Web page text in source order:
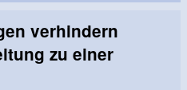
verhindern
zu einer